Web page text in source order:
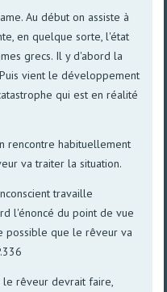
Au début on assiste à
en quelque sorte, l'état
grecs. Il y d'abord la
vient le développement
qui est en réalité
rencontre habituellement
va traiter la situation.
travaille
l'énoncé du point de vue
possible que le rêveur va
le rêveur devrait faire,